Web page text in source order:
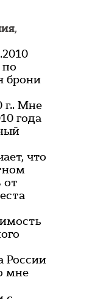
,
брони
г.. Мне
года
что
от
России
мне